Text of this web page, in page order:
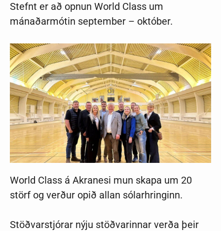
Stefnt er að opnun World Class um
mánaðarmótin september – október.
World Class á Akranesi mun skapa um 20
störf og verður opið allan sólarhringinn.
Stöðvarstjórar nýju stöðvarinnar verða þeir